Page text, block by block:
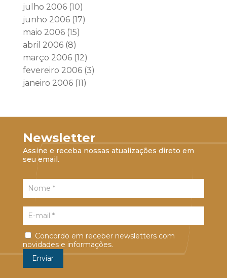
julho 2006(10)
junho 2006(17)
maio 2006(15)
abril 2006(8)
março 2006(12)
fevereiro 2006(3)
janeiro 2006(11)
Newsletter
Assine e receba nossas atualizações direto em
seu email.
Concordo em receber newsletters com
novidades e informações.